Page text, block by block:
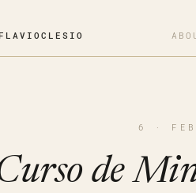
6 ·
de